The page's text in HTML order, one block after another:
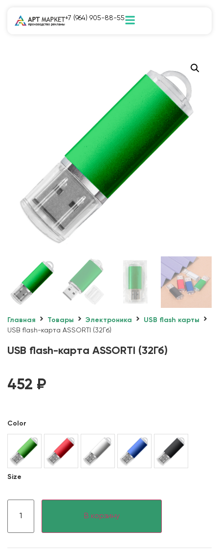
+7 (964) 905-88-55
Главная Товары Электроника
USB flash карты
USB flash-карта ASSORTI (32Гб)
USB flash-карта ASSORTI (32Гб)
452 ₽
Color
Size
В корзину